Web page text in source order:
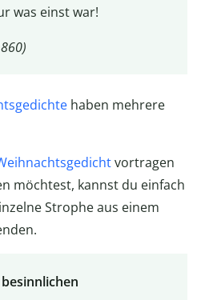
was einst war!
haben mehrere
vortragen
möchtest, kannst du einfach
Strophe aus einem